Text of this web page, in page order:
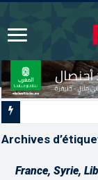
Archives
France, Syrie,